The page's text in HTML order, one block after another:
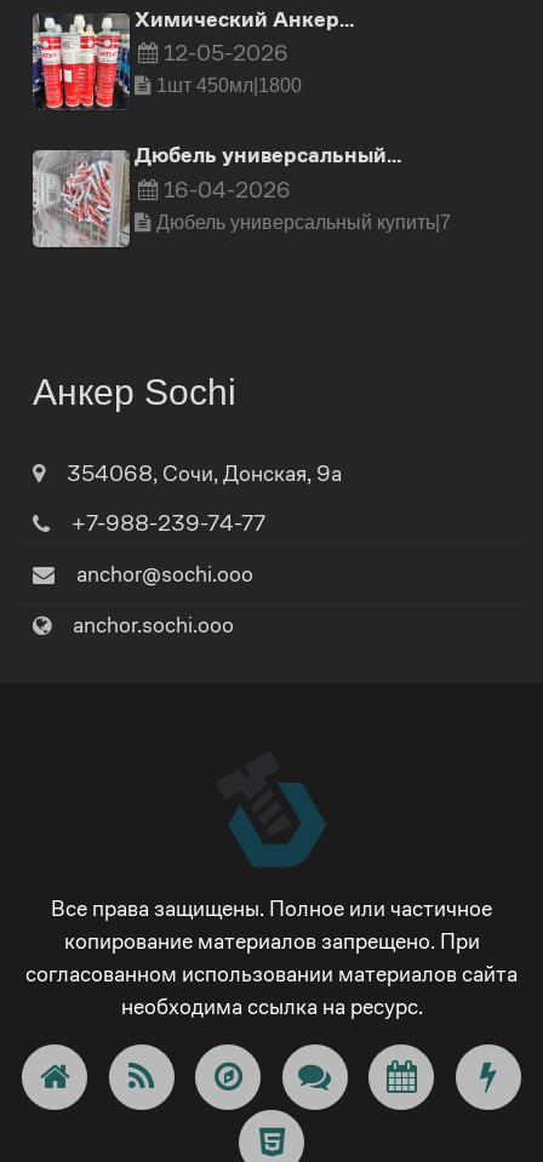
Химический Анкер…
12-05-2026
1шт 450мл|1800
Дюбель универсальный…
16-04-2026
Дюбель универсальный купить|7
Анкер Sochi
354068, Сочи,Донская, 9а
+7-988-239-74-77
anchor@sochi.ooo
anchor.sochi.ooo
Все права защищены. Полное или частичное
копирование материалов запрещено. При
согласованном использовании материалов сайта
необходима ссылка на ресурс.